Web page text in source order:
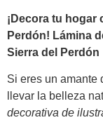
¡Decora tu hogar
Perdón! Lámina
Sierra del Perdón
Si eres un amante
llevar la belleza
decorativa de